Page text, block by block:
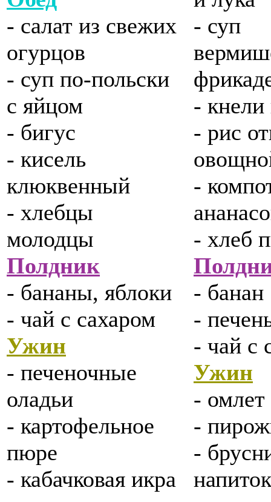
- салат из свежих
огурцов
- суп по-польски
с яйцом
- бигус
- кисель
клюквенный
- хлебцы
молодцы
Полдник
- бананы, яблоки
- чай с сахаром
Ужин
- печеночные
оладьи
- картофельное
пюре
- кабачковая икра
- суп
-
- рис
-
- хлеб
- банан
-
- чай с
Ужин
- омлет
-
-
напиток